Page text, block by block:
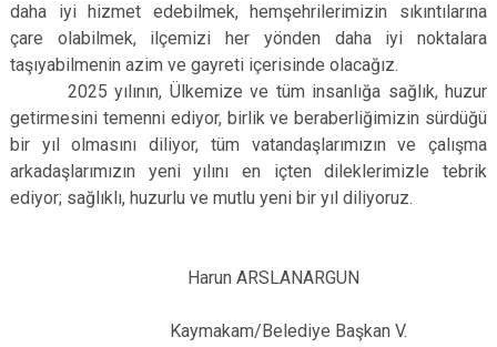
daha iyi hizmet edebilmek, hemşehrilerimizin sıkıntılarına
çare olabilmek, ilçemizi her yönden daha iyi noktalara
taşıyabilmenin azim ve gayreti içerisinde olacağız.
2025 yılının, Ülkemize ve tüm insanlığa sağlık, huzur
getirmesini temenni ediyor, birlik ve beraberliğimizin sürdüğü
bir yıl olmasını diliyor, tüm vatandaşlarımızın ve çalışma
arkadaşlarımızın yeni yılını en içten dileklerimizle tebrik
ediyor; sağlıklı, huzurlu ve mutlu yeni bir yıl diliyoruz.
Harun ARSLANARGUN
Kaymakam/Belediye Başkan V.